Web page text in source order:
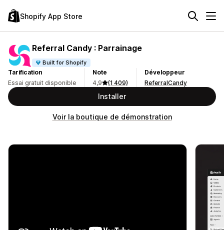
Shopify App Store
Referral Candy : Parrainage
Built for Shopify
Tarification
Essai gratuit disponible
Note
4,9
(1 409)
Développeur
ReferralCandy
Installer
Voir la boutique de démonstration